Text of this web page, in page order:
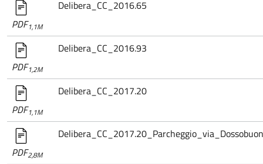
PDF1,1M
Delibera_CC_2016.65
PDF1,2M
Delibera_CC_2016.93
PDF1,1M
Delibera_CC_2017.20
PDF2,8M